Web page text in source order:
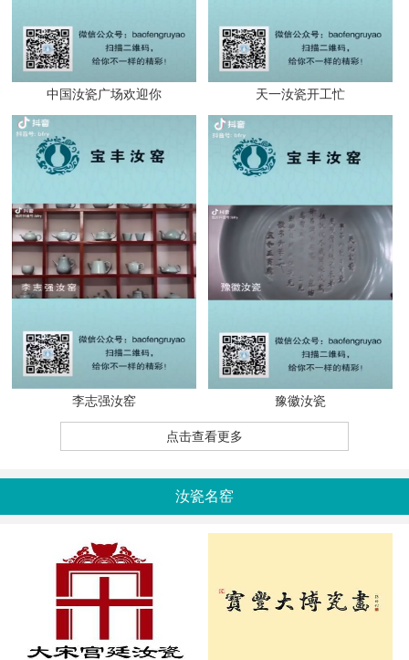
中国汝瓷广场欢迎你 天一汝瓷开工忙
李志强汝窑 豫徽汝瓷
点击查看更多
汝瓷名窑